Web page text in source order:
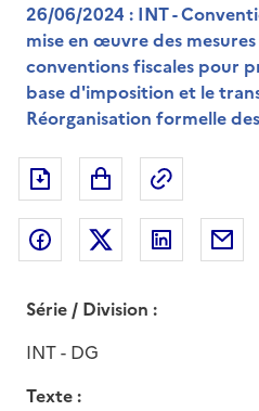
26/06/2024 : INT -
mise en œuvre des
conventions fiscales pour
base d'imposition et le
Réorganisation formelle
Exporter le document
Partager sur Facebook
Partager sur
Série / Division :
INT - DG
Texte :